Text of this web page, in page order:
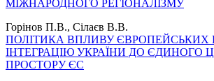
МІЖНАРОДНОГО РЕГІОНАЛІЗМУ
Горінов П.В., Сілаєв В.В.
ПОЛІТИКА ВПЛИВУ ЄВРОПЕЙСЬКИХ
ІНТЕГРАЦІЮ УКРАЇНИ ДО ЄДИНОГО
ПРОСТОРУ ЄС